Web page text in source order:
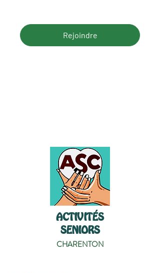
Rejoindre
ACTIVITÉS
SENIORS
CHARENTON